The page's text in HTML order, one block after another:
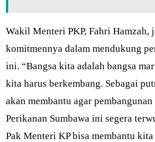
Wakil Menteri PKP, Fahri Hamzah,
komitmennya dalam mendukung
ini. “Bangsa kita adalah bangsa
kita harus berkembang. Sebagai
akan membantu agar
Perikanan Sumbawa ini segera
Pak Menteri KP bisa membantu